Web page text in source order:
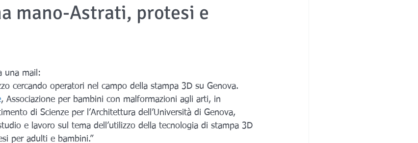
mano-Astrati, protesi e
una mail:
cercando operatori nel campo della stampa 3D su Genova.
, Associazione per bambini con malformazioni agli arti, in
di Scienze per l’Architettura dell’Università di Genova,
e lavoro sul tema dell’utilizzo della tecnologia di stampa 3D
per adulti e bambini.”